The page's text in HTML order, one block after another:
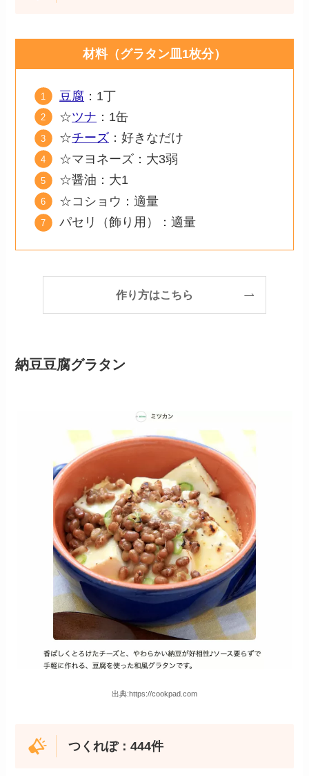
材料（グラタン皿1枚分）
豆腐 ：1丁
☆ツナ ：1缶
☆チーズ ：好きなだけ
☆マヨネーズ：大3弱
☆醤油：大1
☆コショウ：適量
パセリ（飾り用）：適量
作り方はこちら
納豆豆腐グラタン
出典:https://cookpad.com
つくれぽ：444件